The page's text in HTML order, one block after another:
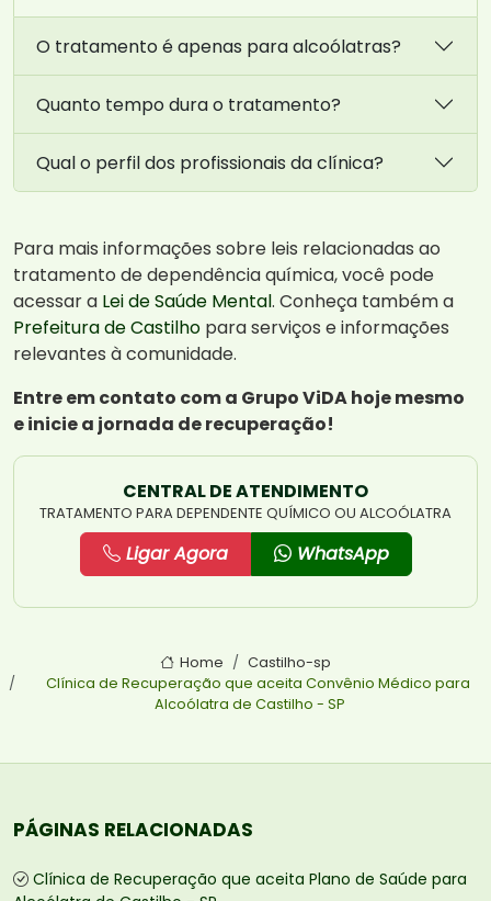
O tratamento é apenas para alcoólatras?
Quanto tempo dura o tratamento?
Qual o perfil dos profissionais da clínica?
Para mais informações sobre leis relacionadas ao
tratamento de dependência química, você pode
acessar a Lei de Saúde Mental. Conheça também a
Prefeitura de Castilho para serviços e informações
relevantes à comunidade.
Entre em contato com a Grupo ViDA hoje mesmo
e inicie a jornada de recuperação!
CENTRAL DE ATENDIMENTO
TRATAMENTO PARA DEPENDENTE QUÍMICO OU ALCOÓLATRA
Ligar Agora WhatsApp
Home
Castilho-sp
Clínica de Recuperação que aceita Convênio Médico para
Alcoólatra de Castilho - SP
PÁGINAS RELACIONADAS
Clínica de Recuperação que aceita Plano de Saúde para